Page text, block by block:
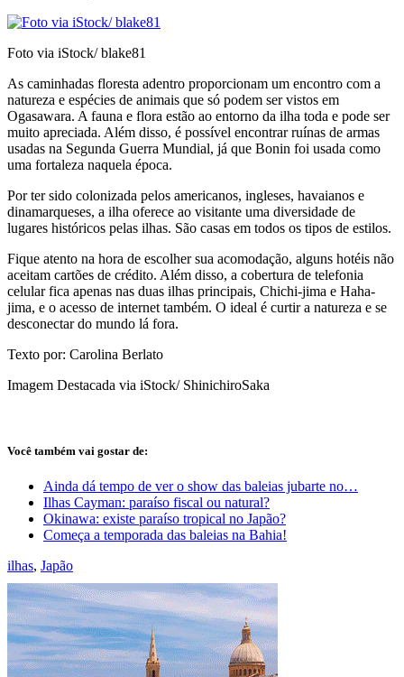
Foto via iStock/ blake81
As caminhadas floresta adentro proporcionam um encontro com a
natureza e espécies de animais que só podem ser vistos em
Ogasawara. A fauna e flora estão ao entorno da ilha toda e pode ser
muito apreciada. Além disso, é possível encontrar ruínas de armas
usadas na Segunda Guerra Mundial, já que Bonin foi usada como
uma fortaleza naquela época.
Por ter sido colonizada pelos americanos, ingleses, havaianos e
dinamarqueses, a ilha oferece ao visitante uma diversidade de
lugares históricos pelas ilhas. São casas em todos os tipos de estilos.
Fique atento na hora de escolher sua acomodação, alguns hotéis não
aceitam cartões de crédito. Além disso, a cobertura de telefonia
celular fica apenas nas duas ilhas principais, Chichi-jima e Haha-
jima, e o acesso de internet também. O ideal é curtir a natureza e se
desconectar do mundo lá fora.
Texto por: Carolina Berlato
Imagem Destacada via iStock/ ShinichiroSaka
Você também vai gostar de:
Ainda dá tempo de ver o show das baleias jubarte no…
Ilhas Cayman: paraíso fiscal ou natural?
Okinawa: existe paraíso tropical no Japão?
Começa a temporada das baleias na Bahia!
ilhas, Japão